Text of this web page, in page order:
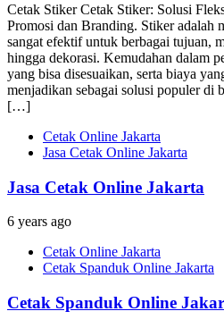
Cetak Stiker Cetak Stiker: Solusi
Promosi dan Branding. Stiker adalah
sangat efektif untuk berbagai tujuan,
hingga dekorasi. Kemudahan dalam
yang bisa disesuaikan, serta biaya
menjadikan sebagai solusi populer di
[…]
Cetak Online Jakarta
Jasa Cetak Online Jakarta
Jasa Cetak Online Jakarta
6 years ago
Cetak Online Jakarta
Cetak Spanduk Online Jakarta
Cetak Spanduk Online